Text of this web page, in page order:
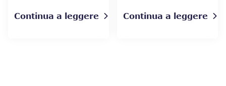
Continua a leggere Continua a leggere